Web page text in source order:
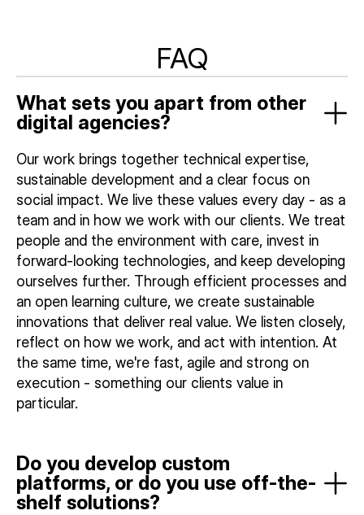
FAQ
What sets you apart from other
digital agencies?
Our work brings together technical expertise,
sustainable development and a clear focus on
social impact. We live these values every day - as a
team and in how we work with our clients. We treat
people and the environment with care, invest in
forward-looking technologies, and keep developing
ourselves further. Through efficient processes and
an open learning culture, we create sustainable
innovations that deliver real value. We listen closely,
reflect on how we work, and act with intention. At
the same time, we're fast, agile and strong on
execution - something our clients value in
particular.
Do you develop custom
platforms, or do you use off-the-
shelf solutions?